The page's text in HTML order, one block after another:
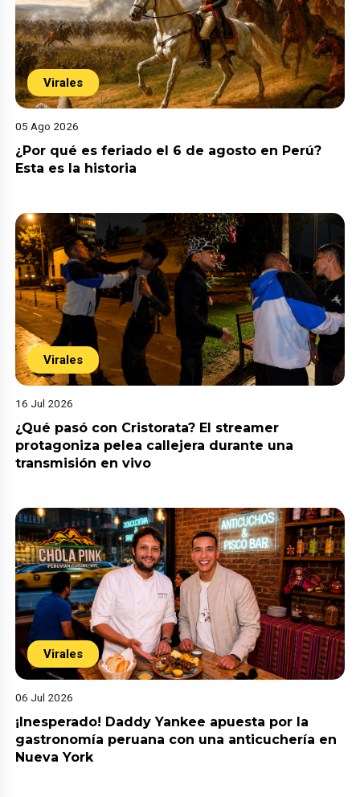
Virales
05 Ago 2026
¿Por qué es feriado el 6 de agosto en Perú?
Esta es la historia
Virales
16 Jul 2026
¿Qué pasó con Cristorata? El streamer
protagoniza pelea callejera durante una
transmisión en vivo
Virales
06 Jul 2026
¡Inesperado! Daddy Yankee apuesta por la
gastronomía peruana con una anticuchería en
Nueva York